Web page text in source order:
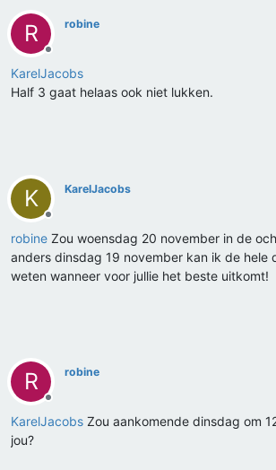
R
Offline
robine
KarelJacobs
Half 3 gaat helaas ook niet lukken.
K
Offline
KarelJacobs
robine Zou woensdag 20 november in de
anders dinsdag 19 november kan ik de hele
weten wanneer voor jullie het beste uitkomt!
R
Offline
robine
KarelJacobs Zou aankomende dinsdag om
jou?